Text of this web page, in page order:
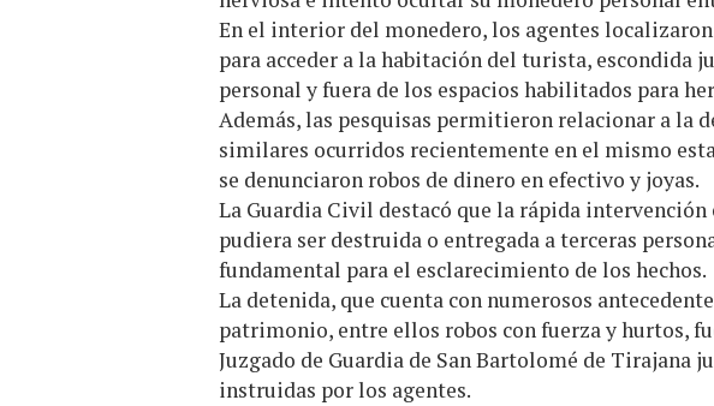
En el interior del monedero, los agentes
para acceder a la habitación del turista, escondida
personal y fuera de los espacios habilitados para
Además, las pesquisas permitieron relacionar a la
similares ocurridos recientemente en el mismo
se denunciaron robos de dinero en efectivo y joyas.
La Guardia Civil destacó que la rápida
pudiera ser destruida o entregada a terceras
fundamental para el esclarecimiento de los hechos.
La detenida, que cuenta con numerosos
patrimonio, entre ellos robos con fuerza y hurtos,
Juzgado de Guardia de San Bartolomé de Tirajana
instruidas por los agentes.